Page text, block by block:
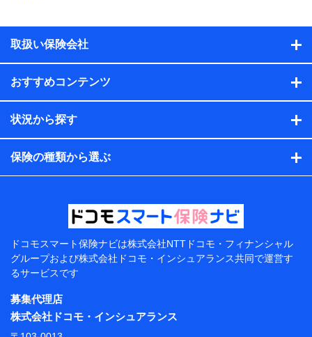
ル内容や送信履歴の情報及び保険の更改案内等を提供し
保険契約情報
当社または株式会社NTTドコモ・フィナンシャルグルー
プが取得し、又は保有する保険契約に関する情報。例と
して、保険契約者及び被保険者の氏名、住所、生年月
日、性別、保険契約者と被保険者の関係、保険加入の目
的、保険商品の内容、保険料、保険料のお支払方法、車
のメーカーや走行距離などの情報、建物の構造や築年数
などの情報、ペットの種類や年齢などの情報などが含ま
提供当事者から受領当事者が個人データを取得する方法
電子的・電磁的方法等
【共同して利用する者の範囲】
当社
株式会社NTTドコモ・フィナンシャルグループ
【利用目的】
当社または株式会社NTTドコモ・フィナンシャルグルー
取扱い保険会社
おすすめコンテンツ
状況から探す
保険の種類から選ぶ
ドコモスマート保険ナビは株式会社NTTドコモ・フィナンシャル
グループおよび株式会社ドコモ・インシュアランス共同で運営す
るサービスです
募集代理店
株式会社ドコモ・インシュアランス